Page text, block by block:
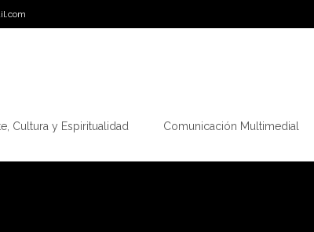
Cultura y Espiritualidad Comunicación Multimedial